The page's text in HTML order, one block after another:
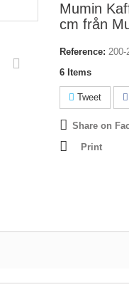
Mumin
cm från
Reference: 200-
6 Items
Tweet
Share on
Print